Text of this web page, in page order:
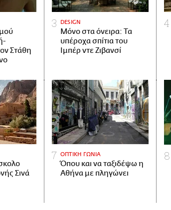
Στάθη
DESIGN
Μόνο στα όνειρα: Τα
υπέροχα σπίτια του
Ιμπέρ ντε Ζιβανσί
Σινά
ΟΠΤΙΚΗ ΓΩΝΙΑ
Όπου και να ταξιδέψω η
Αθήνα με πληγώνει